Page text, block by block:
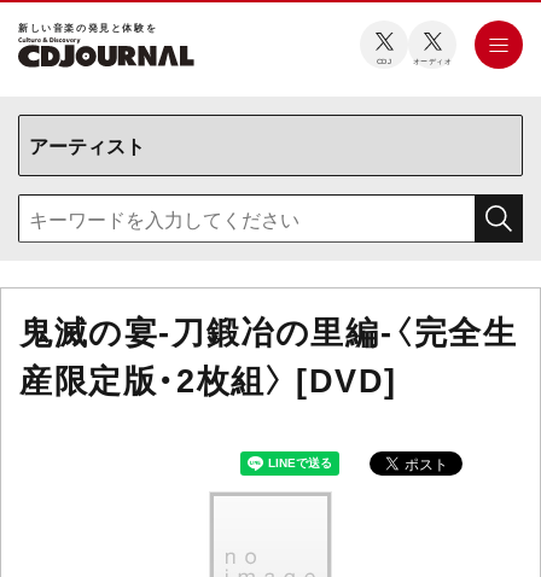
新しい⾳楽の発⾒と体験を
CDJ オーディオ
鬼滅の宴-刀鍛冶の里編-〈完全生
産限定版・2枚組〉 [DVD]